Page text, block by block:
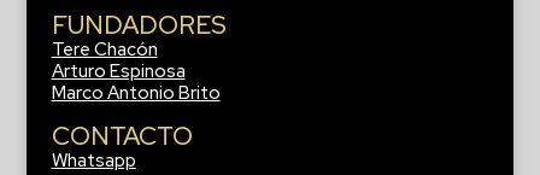
FUNDADORES
Tere Chacón
Arturo Espinosa
Marco Antonio Brito
CONTACTO
Whatsapp